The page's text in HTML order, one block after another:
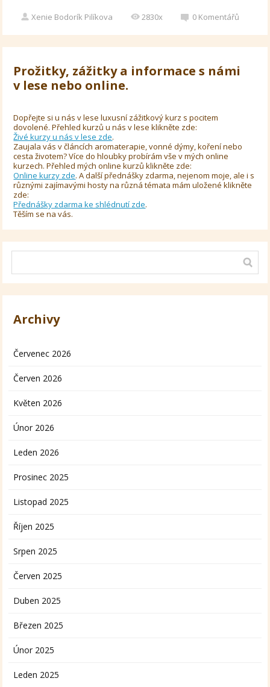
Xenie Bodorík Pilíkova 2830x 0 Komentářů
Prožitky, zážitky a informace s námi
v lese nebo online.
Dopřejte si u nás v lese luxusní zážitkový kurz s pocitem
dovolené. Přehled kurzů u nás v lese klikněte zde:
Živé kurzy u nás v lese zde.
Zaujala vás v článcích aromaterapie, vonné dýmy, koření nebo
cesta životem? Více do hloubky probírám vše v mých online
kurzech. Přehled mých online kurzů klikněte zde:
Online kurzy zde. A další přednášky zdarma, nejenom moje, ale i s
různými zajímavými hosty na různá témata mám uložené klikněte
zde:
Přednášky zdarma ke shlédnutí zde.
Těším se na vás.
Archivy
Červenec 2026
Červen 2026
Květen 2026
Únor 2026
Leden 2026
Prosinec 2025
Listopad 2025
Říjen 2025
Srpen 2025
Červen 2025
Duben 2025
Březen 2025
Únor 2025
Leden 2025